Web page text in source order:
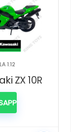
1.12
ZX 10R